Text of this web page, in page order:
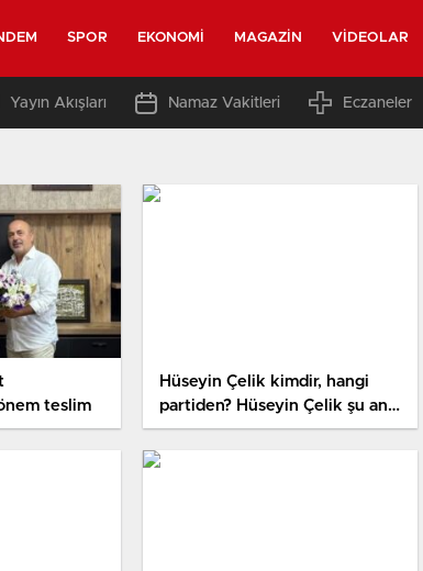
SPOR EKONOMI MAGAZIN VIDEOLAR
Yayın Akışları Namaz Vakitleri Eczaneler
teslim
Hüseyin Çelik kimdir, hangi
partiden? Hüseyin Çelik şu an
nerede, ne yapıyor?